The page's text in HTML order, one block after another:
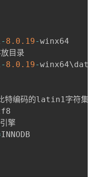
- 8.0 .19-winx64
目录
- 8.0 .19-winx64\data
特编码的latin1字符集
INNODB